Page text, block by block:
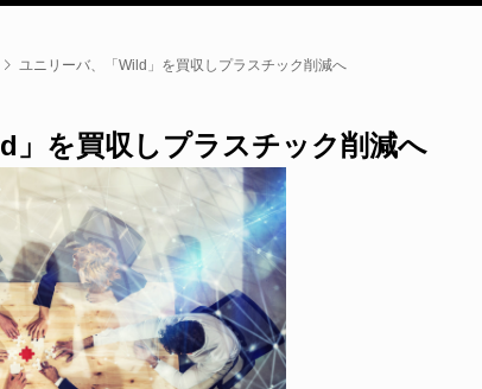
ユニリーバ、「Wild」を買収しプラスチック削減へ
」を買収しプラスチック削減へ